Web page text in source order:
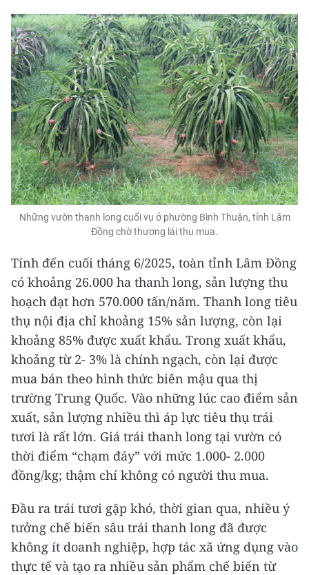
Những vườn thanh long cuối vụ ở phường Bình Thuận, tỉnh Lâm
Đồng chờ thương lái thu mua.
Tính đến cuối tháng 6/2025, toàn tỉnh Lâm Đồng
có khoảng 26.000 ha thanh long, sản lượng thu
hoạch đạt hơn 570.000 tấn/năm. Thanh long tiêu
thụ nội địa chỉ khoảng 15% sản lượng, còn lại
khoảng 85% được xuất khẩu. Trong xuất khẩu,
khoảng từ 2- 3% là chính ngạch, còn lại được
mua bán theo hình thức biên mậu qua thị
trường Trung Quốc. Vào những lúc cao điểm sản
xuất, sản lượng nhiều thì áp lực tiêu thụ trái
tươi là rất lớn. Giá trái thanh long tại vườn có
thời điểm “chạm đáy” với mức 1.000- 2.000
đồng/kg; thậm chí không có người thu mua.
Đầu ra trái tươi gặp khó, thời gian qua, nhiều ý
tưởng chế biến sâu trái thanh long đã được
không ít doanh nghiệp, hợp tác xã ứng dụng vào
thực tế và tạo ra nhiều sản phẩm chế biến từ